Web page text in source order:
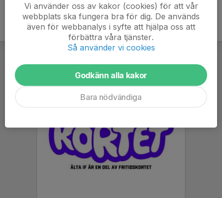
Vi använder oss av kakor (cookies) för att vår
webbplats ska fungera bra för dig. De används
även för webbanalys i syfte att hjälpa oss att
förbättra våra tjänster.
Så använder vi cookies
Godkänn alla kakor
Bara nödvändiga